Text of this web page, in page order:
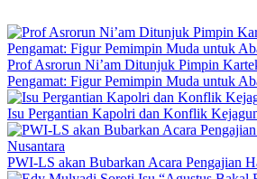
Prof Asrorun Ni’am Ditunjuk Pimpin
Pengamat: Figur Pemimpin Muda untuk
Isu Pergantian Kapolri dan Konflik
PWI-LS akan Bubarkan Acara Pengajian